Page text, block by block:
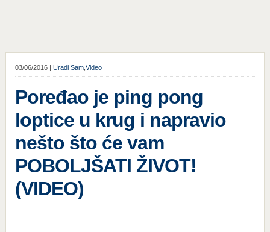
03/06/2016 | Uradi Sam, Video
Poređao je ping pong
loptice u krug i napravio
nešto što će vam
POBOLJŠATI ŽIVOT!
(VIDEO)